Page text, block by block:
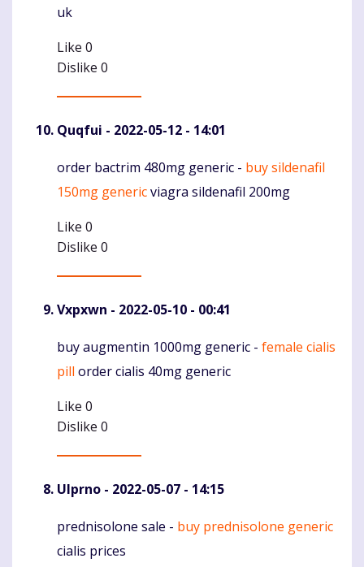
uk
Like 0
Dislike 0
Quqfui - 2022-05-12 - 14:01
Komentaras
order bactrim 480mg generic - buy sildenafil
150mg genericviagra sildenafil 200mg
Like 0
Dislike 0
Vxpxwn - 2022-05-10 - 00:41
Komentaras
buy augmentin 1000mg generic - female cialis
pill order cialis 40mg generic
Like 0
Dislike 0
Ulprno - 2022-05-07 - 14:15
Komentaras
prednisolone sale - buy prednisolone generic
cialis prices